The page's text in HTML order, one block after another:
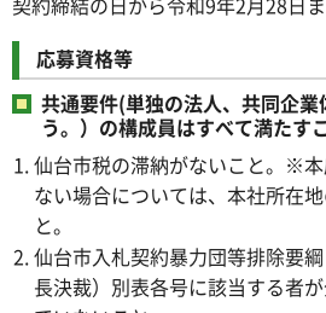
応募資格等
共通要件(単独の法人、共同企
う。）の構成員はすべて満たす
仙台市税の滞納がないこと。※
ない場合については、本社所在
と。
仙台市入札契約暴力団等排除要
長決裁）別表各号に該当する者